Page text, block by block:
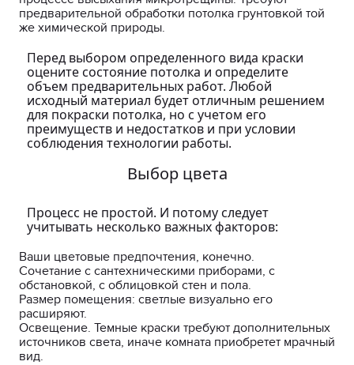
предварительной обработки потолка грунтовкой той
же химической природы.
Перед выбором определенного вида краски
оцените состояние потолка и определите
объем предварительных работ. Любой
исходный материал будет отличным решением
для покраски потолка, но с учетом его
преимуществ и недостатков и при условии
соблюдения технологии работы.
Выбор цвета
Процесс не простой. И потому следует
учитывать несколько важных факторов:
Ваши цветовые предпочтения, конечно.
Сочетание с сантехническими приборами, с
обстановкой, с облицовкой стен и пола.
Размер помещения: светлые визуально его
расширяют.
Освещение. Темные краски требуют дополнительных
источников света, иначе комната приобретет мрачный
вид.